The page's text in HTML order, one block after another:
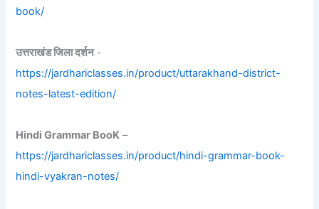
book/
उत्तराखंड जिला दर्शन-
https://jardhariclasses.in/product/uttarakhand-district-
notes-latest-edition/
Hindi Grammar BooK –
https://jardhariclasses.in/product/hindi-grammar-book-
hindi-vyakran-notes/